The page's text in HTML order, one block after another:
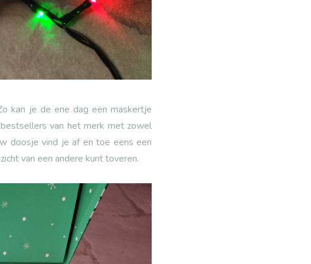
kan je de ene dag een maskertje
van het merk met zowel
doosje vind je af en toe eens een
van een andere kunt toveren.